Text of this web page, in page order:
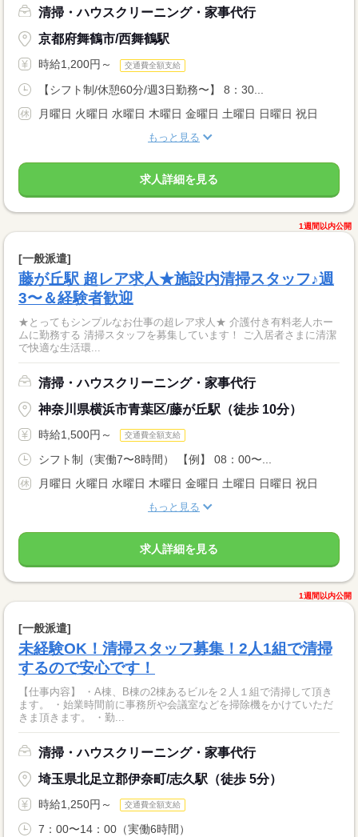
清掃・ハウスクリーニング・家事代行
京都府舞鶴市/西舞鶴駅
時給1,200円～ 交通費全額支給
【シフト制/休憩60分/週3日勤務〜】 8：30...
月曜日 火曜日 水曜日 木曜日 金曜日 土曜日 日曜日 祝日
もっと見る
求人詳細を見る
1週間以内公開
[一般派遣]
藤が丘駅 超レア求人★施設内清掃スタッフ♪週
3〜＆経験者歓迎
★とってもシンプルなお仕事の超レア求人★ 介護付き有料老人ホー
ムに勤務する 清掃スタッフを募集しています！ ご入居者さまに清潔
で快適な生活環...
清掃・ハウスクリーニング・家事代行
神奈川県横浜市青葉区/藤が丘駅（徒歩 10分）
時給1,500円～ 交通費全額支給
シフト制（実働7〜8時間） 【例】 08：00〜...
月曜日 火曜日 水曜日 木曜日 金曜日 土曜日 日曜日 祝日
もっと見る
求人詳細を見る
1週間以内公開
[一般派遣]
未経験OK！清掃スタッフ募集！2人1組で清掃
するので安心です！
【仕事内容】 ・A棟、B棟の2棟あるビルを２人１組で清掃して頂き
ます。 ・始業時間前に事務所や会議室などを掃除機をかけていただ
きま頂きます。 ・勤...
清掃・ハウスクリーニング・家事代行
埼玉県北足立郡伊奈町/志久駅（徒歩 5分）
時給1,250円～ 交通費全額支給
7：00〜14：00（実働6時間）